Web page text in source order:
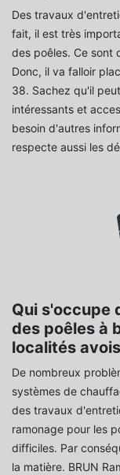
Des travaux
fait, il est très
des poêles. Ce sont
Donc, il va falloir
38. Sachez qu'il
intéressants et
besoin d'autres
respecte aussi les
Qui s'occupe
des poêles à
localités
De nombreux
systèmes de
des travaux
ramonage pour les
difficiles. Par
la matière. BRUN